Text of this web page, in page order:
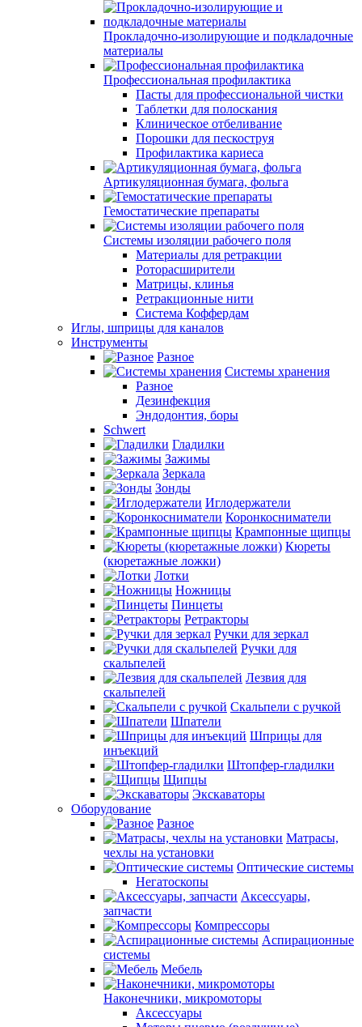
Прокладочно-изолирующие и подкладочные
материалы
Профессиональная профилактика
Пасты для профессиональной чистки
Таблетки для полоскания
Клиническое отбеливание
Порошки для пескоструя
Профилактика кариеса
Артикуляционная бумага, фольга
Гемостатические препараты
Системы изоляции рабочего поля
Материалы для ретракции
Роторасширители
Матрицы, клинья
Ретракционные нити
Система Коффердам
Иглы, шприцы для каналов
Инструменты
Разное
Системы хранения
Разное
Дезинфекция
Эндодонтия, боры
Schwert
Гладилки
Зажимы
Зеркала
Зонды
Иглодержатели
Коронкосниматели
Крампонные щипцы
Кюреты
(кюретажные ложки)
Лотки
Ножницы
Пинцеты
Ретракторы
Ручки для зеркал
Ручки для
скальпелей
Лезвия для
скальпелей
Скальпели с ручкой
Шпатели
Шприцы для
инъекций
Штопфер-гладилки
Щипцы
Экскаваторы
Оборудование
Разное
Матрасы,
чехлы на установки
Оптические системы
Негатоскопы
Аксессуары,
запчасти
Компрессоры
Аспирационные
системы
Мебель
Наконечники, микромоторы
Аксессуары